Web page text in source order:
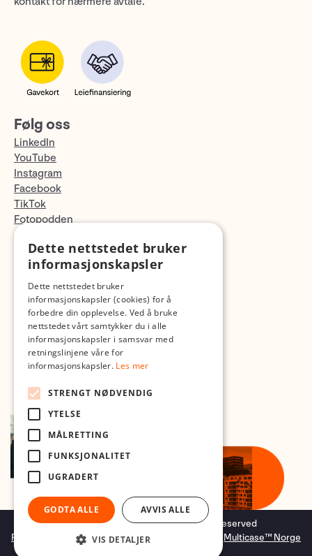
Følg oss
LinkedIn
YouTube
Instagram
Facebook
TikTok
Fotopodden
Med forbehold om skrive- og lagerfeil
Copyright © 2026 Foto.no - All rights reserved
Forretningssystemog nettbutikkløsning
Multicase™ Norge
Dette nettstedet bruker
informasjonskapsler
Dette nettstedet bruker
informasjonskapsler (cookies) for å
forbedre din opplevelse. Ved å bruke
nettstedet vårt samtykker du i alle
informasjonskapsler i samsvar med
retningslinjene våre for
informasjonskapsler. Les mer
STRENGT NØDVENDIG
YTELSE
MÅLRETTING
FUNKSJONALITET
UGRADERT
GODTA ALLE AVVIS ALLE
VIS DETALJER